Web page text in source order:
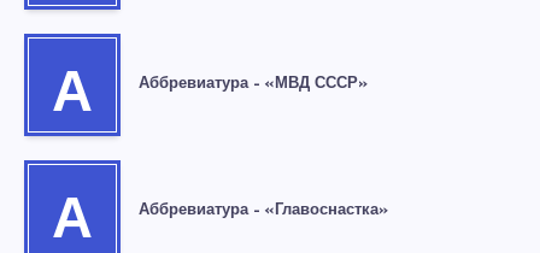
А Аббревиатура – «МВД СССР»
А Аббревиатура – «Главоснастка»